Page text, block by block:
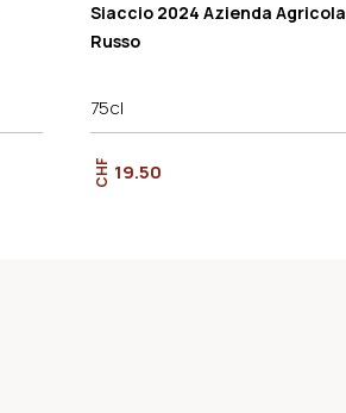
Siaccio 2024 Azienda Agricola
Russo
75cl
CHF 19.50